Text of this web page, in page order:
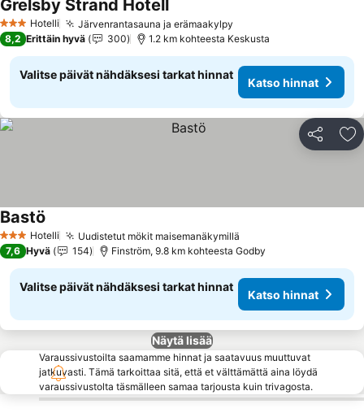
3 Tähtiluokitus
Hotelli Järvenrantasauna ja erämaakylpy
Grelsby Strand HotellKatso hinnat
8,2 Erittäin hyvä 300 1.2 km kohteesta Keskusta
Valitse päivät nähdäksesi tarkat hinnat
Katso hinnat
Jaa
3 Tähtiluokitus
Hotelli Uudistetut mökit maisemanäkymillä
Bastö
7,6 Hyvä 154 Finström, 9.8 km kohteesta Godby
Valitse päivät nähdäksesi tarkat hinnat
Katso hinnat
Näytä lisää
Varaussivustoilta saamamme hinnat ja saatavuus muuttuvat
jatkuvasti. Tämä tarkoittaa sitä, että et välttämättä aina löydä
varaussivustolta täsmälleen samaa tarjousta kuin trivagosta.